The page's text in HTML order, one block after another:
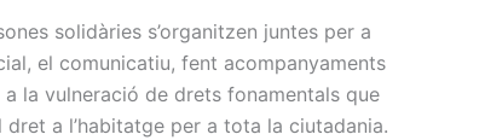
solidàries s’organitzen juntes per a
el comunicatiu, fent acompanyaments
la vulneració de drets fonamentals que
a l’habitatge per a tota la ciutadania.